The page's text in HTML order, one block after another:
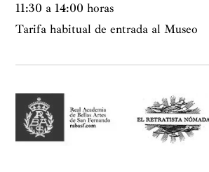
11:30 a 14:00 horas
Tarifa habitual de entrada al Museo